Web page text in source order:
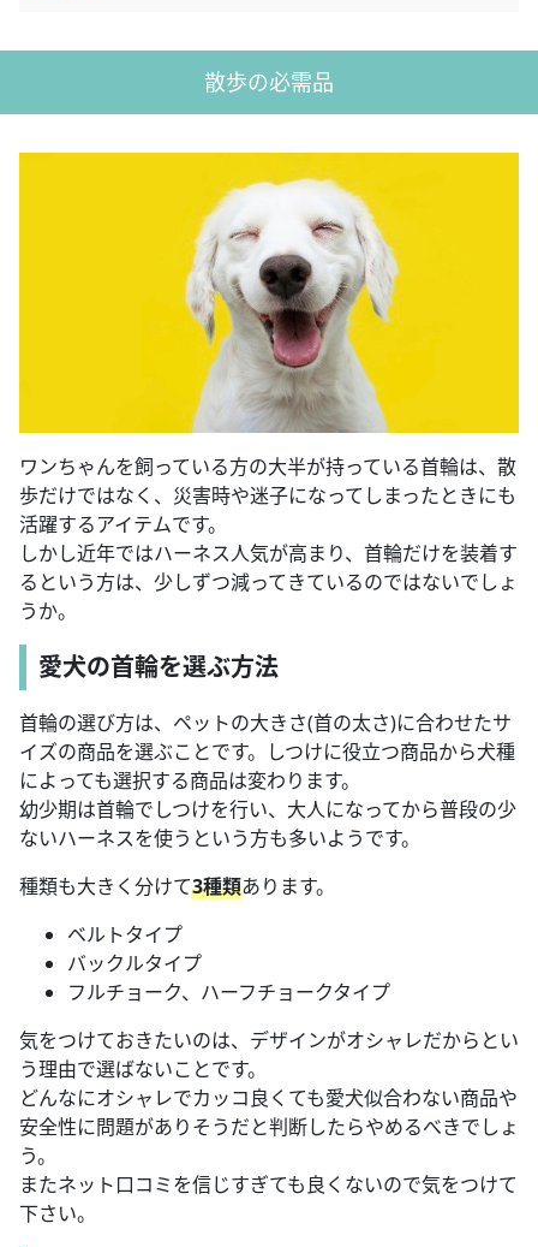
散歩の必需品
ワンちゃんを飼っている方の大半が持っている首輪は、散
歩だけではなく、災害時や迷子になってしまったときにも
活躍するアイテムです。
しかし近年ではハーネス人気が高まり、首輪だけを装着す
るという方は、少しずつ減ってきているのではないでしょ
うか。
愛犬の首輪を選ぶ方法
首輪の選び方は、ペットの大きさ(首の太さ)に合わせたサ
イズの商品を選ぶことです。しつけに役立つ商品から犬種
によっても選択する商品は変わります。
幼少期は首輪でしつけを行い、大人になってから普段の少
ないハーネスを使うという方も多いようです。
種類も大きく分けて3種類あります。
ベルトタイプ
バックルタイプ
フルチョーク、ハーフチョークタイプ
気をつけておきたいのは、デザインがオシャレだからとい
う理由で選ばないことです。
どんなにオシャレでカッコ良くても愛犬似合わない商品や
安全性に問題がありそうだと判断したらやめるべきでしょ
う。
またネット口コミを信じすぎても良くないので気をつけて
下さい。